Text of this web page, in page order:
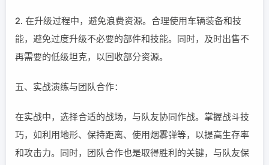
2. 在升级过程中，避免浪费资源。合理使用车辆装备和技
能，避免过度升级不必要的部件和技能。同时，及时出售不
再需要的低级坦克，以回收部分资源。
五、实战演练与团队合作：
在实战中，选择合适的战场，与队友协同作战。掌握战斗技
巧，如利用地形、保持距离、使用烟雾弹等，以提高生存率
和攻击力。同时，团队合作也是取得胜利的关键，与队友保